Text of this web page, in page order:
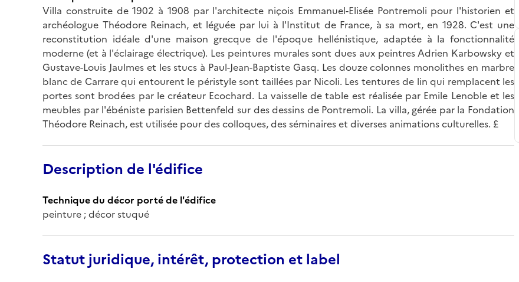
Villa construite de 1902 à 1908 par l'architecte niçois Emmanuel-Elisée Pontremoli pour l'historien et
archéologue Théodore Reinach, et léguée par lui à l'Institut de France, à sa mort, en 1928. C'est une
reconstitution idéale d'une maison grecque de l'époque hellénistique, adaptée à la fonctionnalité
moderne (et à l'éclairage électrique). Les peintures murales sont dues aux peintres Adrien Karbowsky et
Gustave-Louis Jaulmes et les stucs à Paul-Jean-Baptiste Gasq. Les douze colonnes monolithes en marbre
blanc de Carrare qui entourent le péristyle sont taillées par Nicoli. Les tentures de lin qui remplacent les
portes sont brodées par le créateur Ecochard. La vaisselle de table est réalisée par Emile Lenoble et les
meubles par l'ébéniste parisien Bettenfeld sur des dessins de Pontremoli. La villa, gérée par la Fondation
Théodore Reinach, est utilisée pour des colloques, des séminaires et diverses animations culturelles. £
Description de l'édifice
Technique du décor porté de l'édifice
peinture ; décor stuqué
Statut juridique, intérêt, protection et label